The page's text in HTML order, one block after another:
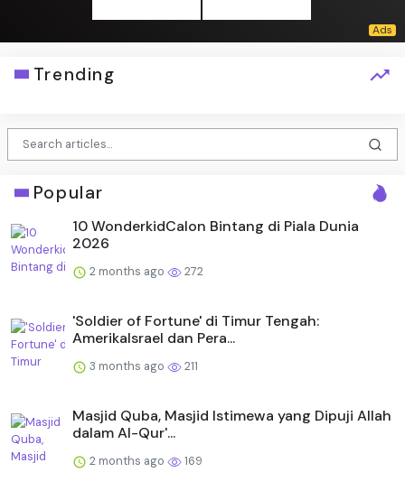
Trending
Popular
10 WonderkidCalon Bintang di Piala Dunia
2026
2 months ago 272
'Soldier of Fortune' di Timur Tengah:
AmerikaIsrael dan Pera...
3 months ago 211
Masjid Quba, Masjid Istimewa yang Dipuji Allah
dalam Al-Qur'...
2 months ago 169